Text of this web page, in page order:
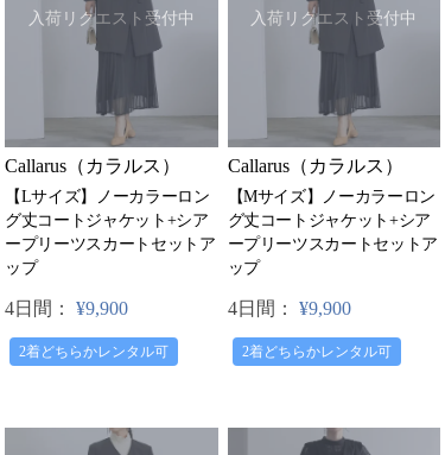
入荷リクエスト受付中
Callarus（カラルス）
【Lサイズ】ノーカラーロン
グ丈コートジャケット+シア
ープリーツスカートセットア
ップ
4日間： ¥9,900
2着どちらかレンタル可
入荷リクエスト受付中
Callarus（カラルス）
【Mサイズ】ノーカラーロン
グ丈コートジャケット+シア
ープリーツスカートセットア
ップ
4日間： ¥9,900
2着どちらかレンタル可